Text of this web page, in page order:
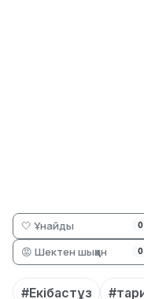
🤍 Ұнайды 0
😡 Шектен шыққан 0
#Екібастұз